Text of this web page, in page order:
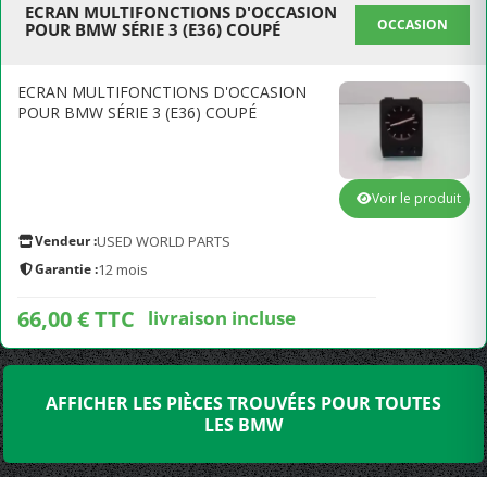
ECRAN MULTIFONCTIONS D'OCCASION
POUR BMW SÉRIE 3 (E36) COUPÉ
OCCASION
ECRAN MULTIFONCTIONS D'OCCASION
POUR BMW SÉRIE 3 (E36) COUPÉ
Vendeur :USED WORLD PARTS
Garantie :12 mois
66,00 € TTC livraison incluse
Voir le produit
AFFICHER LES PIÈCES TROUVÉES POUR TOUTES
LES BMW